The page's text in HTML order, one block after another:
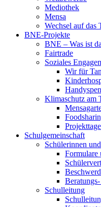
Mediothek
Mensa
Wechsel auf das
BNE-Projekte
BNE – Was ist
Fairtrade
Soziales
Wir für
Klimaschutz am
Schulgemeinschaft
Schülerinnen
Formulare
Schulleitung